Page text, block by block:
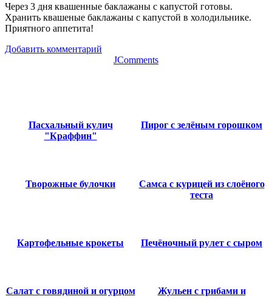
Через 3 дня квашенные баклажаны с капустой готовы.
Хранить квашеные баклажаны с капустой в холодильнике.
Приятного аппетита!
Добавить комментарий
JComments
Пасхальный кулич
"Краффин"
Пирог с зелёным горошком
Творожные булочки
Самса с курицей из слоёного
теста
Картофельные крокеты Печёночный рулет с сыром
Салат с говядиной и огурцом
Жульен с грибами и